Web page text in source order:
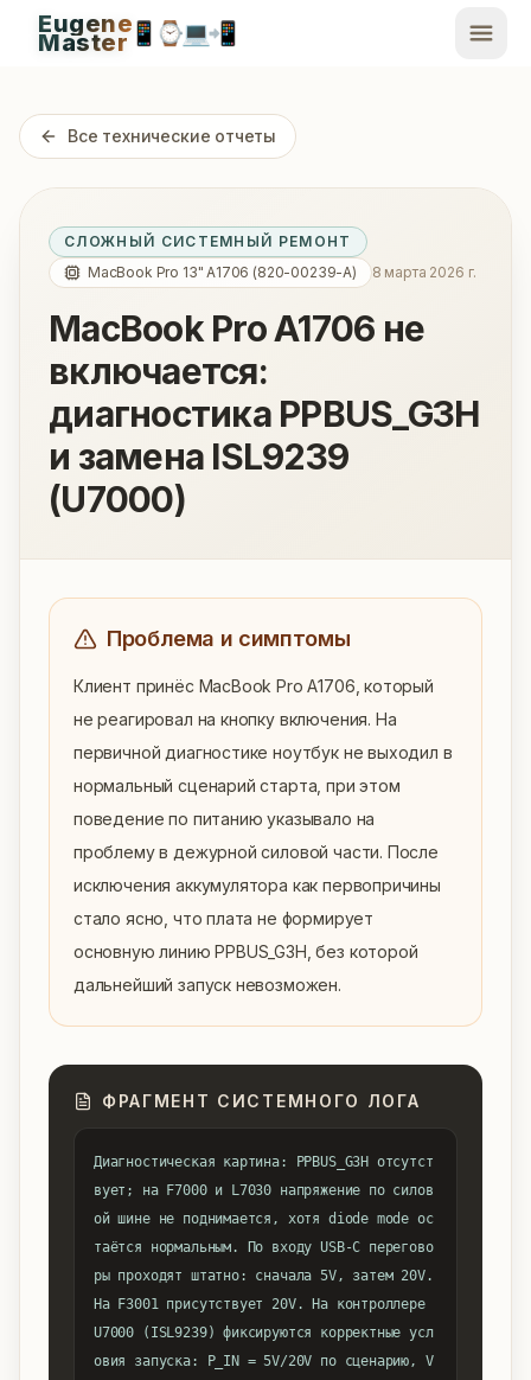
Apple Diagnostics & Engineering Authority in Saint
Eugene
Master📱 ⌚💻📲
Все технические отчеты
СЛОЖНЫЙ СИСТЕМНЫЙ РЕМОНТ
MacBook Pro 13" A1706 (820-00239-A)
8 марта 2026 г.
MacBook Pro A1706 не
включается:
диагностика PPBUS_G3H
и замена ISL9239
(U7000)
Проблема и симптомы
Клиент принёс MacBook Pro A1706, который
не реагировал на кнопку включения. На
первичной диагностике ноутбук не выходил в
нормальный сценарий старта, при этом
поведение по питанию указывало на
проблему в дежурной силовой части. После
исключения аккумулятора как первопричины
стало ясно, что плата не формирует
основную линию PPBUS_G3H, без которой
дальнейший запуск невозможен.
ФРАГМЕНТ СИСТЕМНОГО ЛОГА
Диагностическая картина: PPBUS_G3H отсутст
вует; на F7000 и L7030 напряжение по силов
ой шине не поднимается, хотя diode mode ос
таётся нормальным. По входу USB-C перегово
ры проходят штатно: сначала 5V, затем 20V.
На F3001 присутствует 20V. На контроллере
U7000 (ISL9239) фиксируются корректные усл
овия запуска: P_IN = 5V/20V по сценарию, V